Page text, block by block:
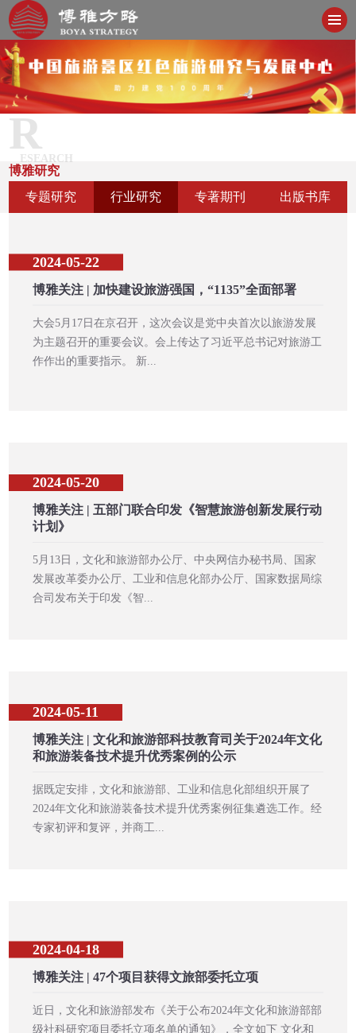
R
ESEARCH
博雅研究
专题研究
行业研究 专著期刊 出版书库
2024-05-22
博雅关注 | 加快建设旅游强国，“1135”全面部署
大会5月17日在京召开，这次会议是党中央首次以旅游发展
为主题召开的重要会议。会上传达了习近平总书记对旅游工
作作出的重要指示。 新...
2024-05-20
博雅关注 | 五部门联合印发《智慧旅游创新发展行动
计划》
5月13日，文化和旅游部办公厅、中央网信办秘书局、国家
发展改革委办公厅、工业和信息化部办公厅、国家数据局综
合司发布关于印发《智...
2024-05-11
博雅关注 | 文化和旅游部科技教育司关于2024年文化
和旅游装备技术提升优秀案例的公示
据既定安排，文化和旅游部、工业和信息化部组织开展了
2024年文化和旅游装备技术提升优秀案例征集遴选工作。经
专家初评和复评，并商工...
2024-04-18
博雅关注 | 47个项目获得文旅部委托立项
近日，文化和旅游部发布《关于公布2024年文化和旅游部部
级社科研究项目委托立项名单的通知》，全文如下 文化和